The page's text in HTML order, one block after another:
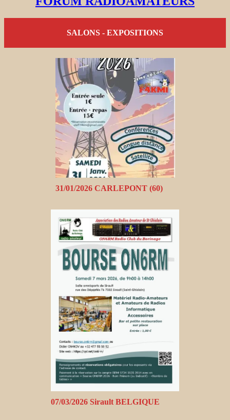
SALONS - EXPOSITIONS
31/01/2026 CARLEPONT (60)
07/03/2026 Sirault BELGIQUE